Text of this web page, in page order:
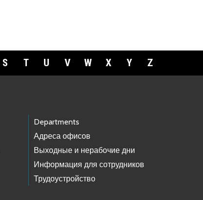
S T U V W X Y Z
Departments
Адреса офисов
Выходные и нерабочие дни
Информация для сотрудников
Трудоустройство